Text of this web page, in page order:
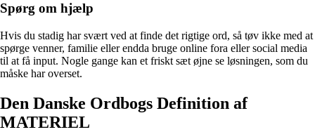
Spørg om hjælp
Hvis du stadig har svært ved at finde det rigtige ord, så tøv ikke med at
spørge venner, familie eller endda bruge online fora eller social media
til at få input. Nogle gange kan et friskt sæt øjne se løsningen, som du
måske har overset.
Den Danske Ordbogs Definition af
MATERIEL